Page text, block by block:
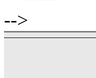
-->